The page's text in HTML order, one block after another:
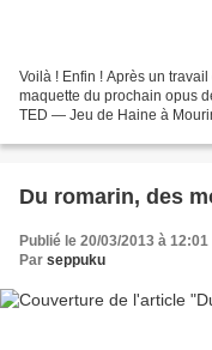
Voilà ! Enfin ! Après un
maquette du prochain opus
TED — Jeu de Haine à
Du romarin, des
Publié le 20/03/2013 à 12:01
Par seppuku